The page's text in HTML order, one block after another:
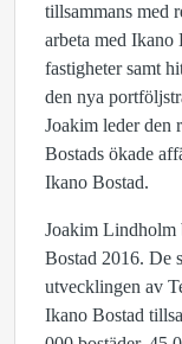
tillsammans med
arbeta med Ikano
fastigheter samt
den nya
Joakim leder den
Bostads ökade
Ikano Bostad.
Joakim Lindholm
Bostad 2016. De
utvecklingen av
Ikano Bostad